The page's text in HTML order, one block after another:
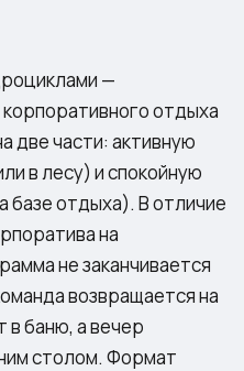
—
отдыха
две части: активную
в лесу) и спокойную
базе отдыха). В отличие
на
не заканчивается
возвращается на
в баню, а вечер
столом. Формат